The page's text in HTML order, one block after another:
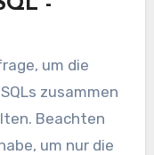
um die
zusammen
Beachten
um nur die